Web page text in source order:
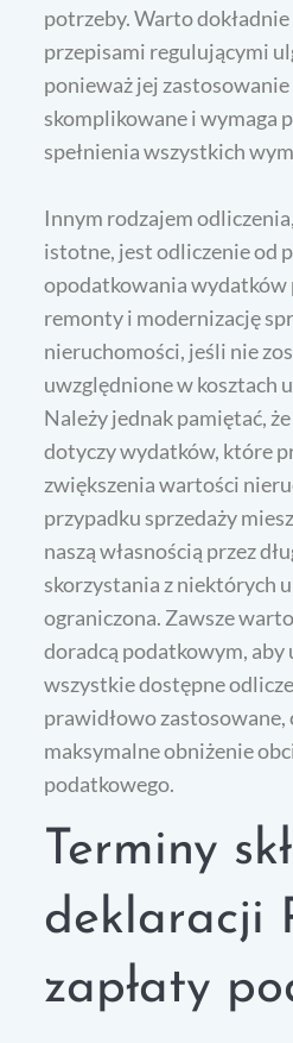
potrzeby. Warto dokładnie
przepisami regulującymi
ponieważ jej zastosowanie
skomplikowane i wymaga
spełnienia wszystkich
Innym rodzajem
istotne, jest odliczenie od
opodatkowania wydatków
remonty i modernizację
nieruchomości, jeśli nie
uwzględnione w kosztach
Należy jednak pamiętać,
dotyczy wydatków, które
zwiększenia wartości
przypadku sprzedaży
naszą własnością przez
skorzystania z niektórych
ograniczona. Zawsze
doradcą podatkowym, aby
wszystkie dostępne
prawidłowo zastosowane,
maksymalne obniżenie
podatkowego.
Terminy
deklaracji
zapłaty